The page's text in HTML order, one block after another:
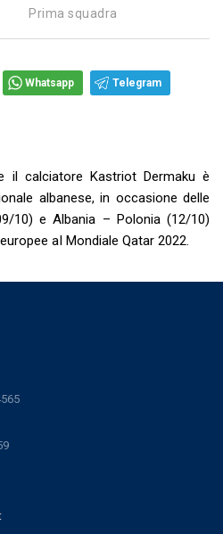
Prima squadra
Whatsapp Telegram
il calciatore Kastriot Dermaku è
albanese, in occasione delle
10) e Albania – Polonia (12/10)
aI Mondiale Qatar 2022.